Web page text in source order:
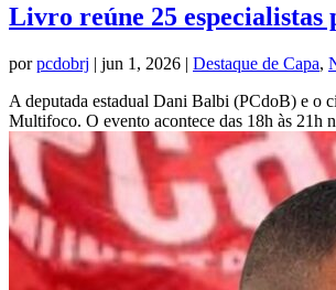
Livro reúne 25 especialistas
porpcdobrj | jun 1, 2026 | Destaque de Capa,
A deputada estadual Dani Balbi (PCdoB) e o
Multifoco. O evento acontece das 18h às 21h